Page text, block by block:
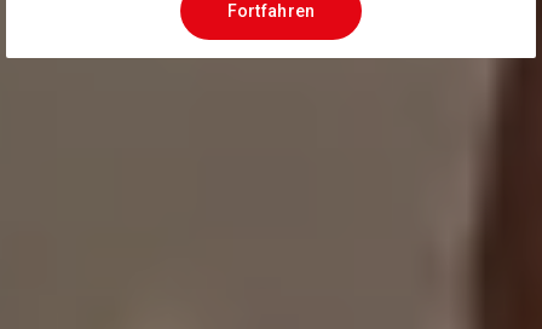
Fortfahren